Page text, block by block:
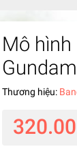
Mô hình
Thương hiệu: